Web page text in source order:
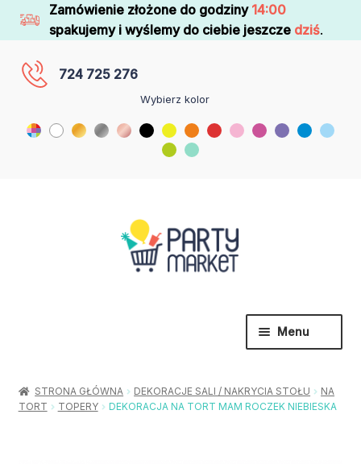
Zamówienie złożone do godziny 14:00
spakujemy i wyślemy do ciebie jeszcze dziś.
724 725 276
Wybierz kolor
Menu
menu
Urodziny / Imprezy
Rozwiń
STRONA GŁÓWNA DEKORACJE SALI / NAKRYCIA STOŁU
NA
TORT
TOPERY DEKORACJA NA TORT MAM ROCZEK NIEBIESKA